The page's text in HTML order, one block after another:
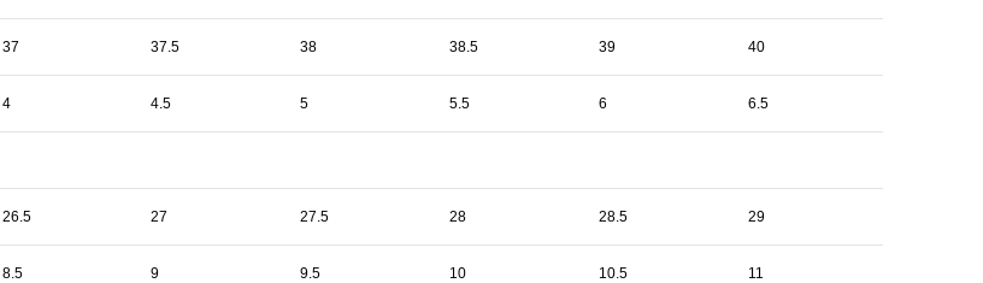
37 37.5 38 38.5 39 40
4 4.5 5 5.5 6 6.5
26.5 27 27.5 28 28.5 29
8.5 9 9.5 10 10.5 11